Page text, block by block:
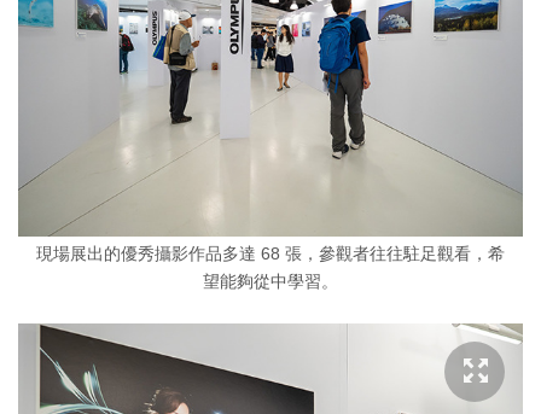
現場展出的優秀攝影作品多達 68 張，參觀者往往駐足觀看，希
望能夠從中學習。